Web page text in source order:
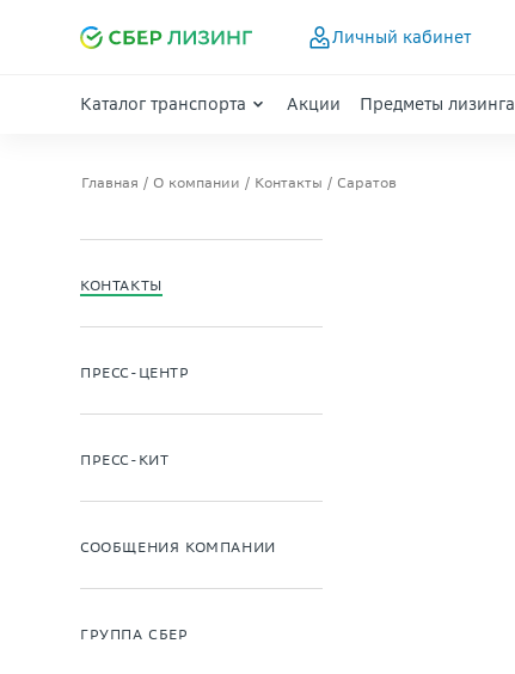
Личный кабинет
Каталог транспорта Акции Предметы лизинга
Главная О компании Контакты Саратов
КОНТАКТЫ
ПРЕСС-ЦЕНТР
ПРЕСС-КИТ
СООБЩЕНИЯ КОМПАНИИ
ГРУППА СБЕР